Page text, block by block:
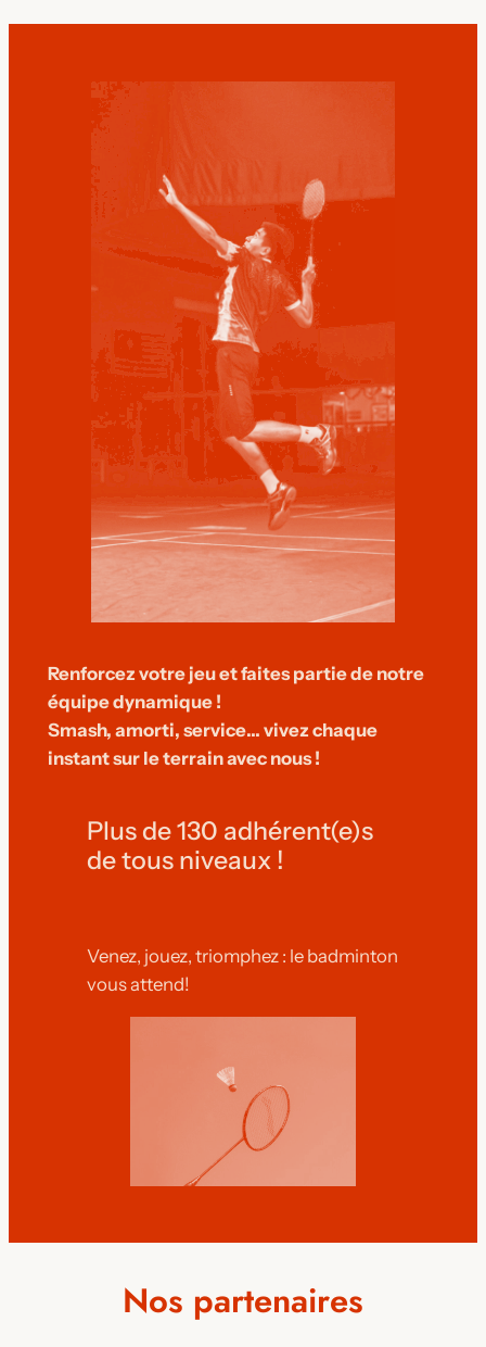
Renforcez votre jeu et faites partie de notre
équipe dynamique !
Smash, amorti, service… vivez chaque
instant sur le terrain avec nous !
Plus de 130 adhérent(e)s
de tous niveaux !
Venez, jouez, triomphez : le badminton
vous attend!
Nos partenaires